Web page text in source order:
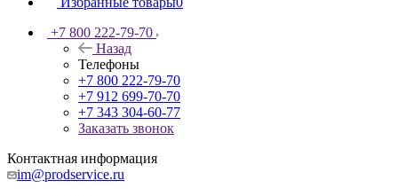
+7 800 222-79-70
Назад
Телефоны
+7 800 222-79-70
+7 912 699-70-70
+7 343 304-60-77
Заказать звонок
Контактная информация
im@prodservice.ru